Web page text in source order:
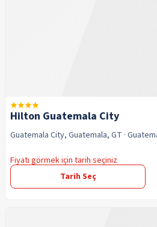
Hilton Guatemala City
Guatemala City, Guatemala, GT ·
Fiyatı görmek için tarih seçiniz
Tarih Seç